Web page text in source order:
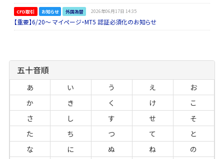
CFD取引 お知らせ 外国為替 2026年06月17日 14:35
【重要】6/20～ マイページ・MT5 認証必須化のお知らせ
五十音順
あ い う え
お
か
き く け
こ
さ
し す せ
そ
た
ち つ て
と
な
に ぬ ね
の